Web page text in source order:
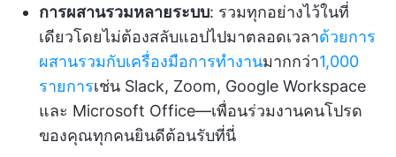
การผสานรวมหลายระบบ: รวมทุกอย่างไว้ในที่
เดียวโดยไม่ต้องสลับแอปไปมาตลอดเวลาด้วยการ
ผสานรวมกับเครื่องมือการทำงานมากกว่า1,000
รายการเช่น Slack, Zoom, Google Workspace
และ Microsoft Office—เพื่อนร่วมงานคนโปรด
ของคุณทุกคนยินดีต้อนรับที่นี่